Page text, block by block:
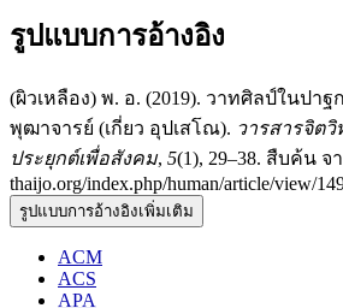
รูปแบบการอ้างอิง
(ผิวเหลือง) พ. อ. (2019). วาทศิลป์ในปา
พุฒาจารย์ (เกี่ยว อุปเสโณ). วารสารจิต
ประยุกต์เพื่อสังคม, 5(1), 29–38. สืบค้น จา
thaijo.org/index.php/human/article/view/
รูปแบบการอ้างอิงเพิ่มเติม
ACM
ACS
APA